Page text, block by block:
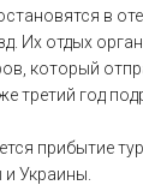
в
Их отдых
который
третий год
прибытие
Украины.